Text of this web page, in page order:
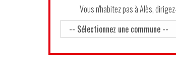
Vous n'habitez pas à Alès,